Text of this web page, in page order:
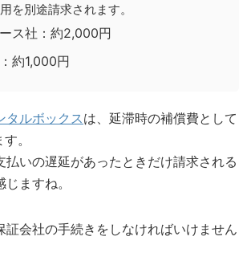
を別途請求されます。
ス社：約2,000円
約1,000円
タルボックスは、延滞時の補償費として
。
払いの遅延があったときだけ請求される
ますね。
証会社の手続きをしなければいけません